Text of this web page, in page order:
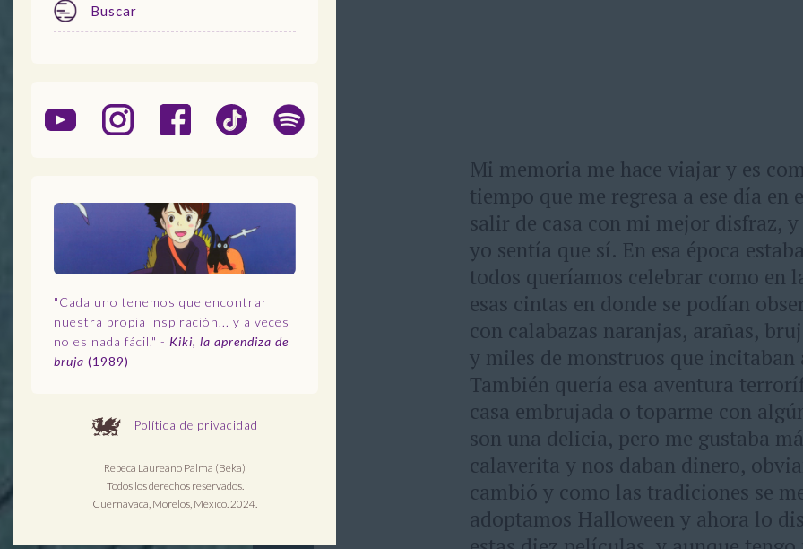
Buscar
"Cada uno tenemos que encontrar
nuestra propia inspiración... y a veces
no es nada fácil." - Kiki, la aprendiza de
bruja (1989)
Política de privacidad
Rebeca Laureano Palma (Beka)
Todos los derechos reservados.
Cuernavaca, Morelos, México. 2024.
Mi memoria me hace viajar y es
tiempo que me regresa a ese día
salir de casa con mi mejor disfraz,
yo sentía que sí. En esa época
todos queríamos celebrar como en
esas cintas en donde se podían
con calabazas naranjas, arañas,
y miles de monstruos que
También quería esa aventura
casa embrujada o toparme con
son una delicia, pero me gustaba
calaverita y nos daban dinero,
cambió y como las tradiciones se
adoptamos Halloween y ahora lo